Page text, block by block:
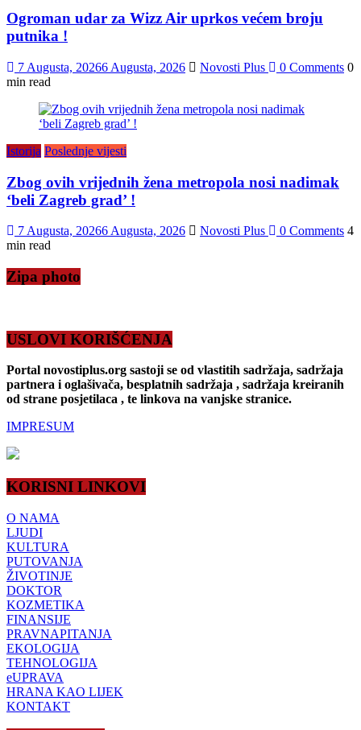
Ogroman udar za Wizz Air uprkos većem broju
putnika !
7 Augusta, 20266 Augusta, 2026 Novosti Plus 0 Comments 0
min read
Istorija Poslednje vijesti
Zbog ovih vrijednih žena metropola nosi nadimak
‘beli Zagreb grad’ !
7 Augusta, 20266 Augusta, 2026 Novosti Plus 0 Comments 4
min read
Zipa photo
USLOVI KORIŠĆENJA
Portal novostiplus.org sastoji se od vlastitih sadržaja, sadržaja
partnera i oglašivača, besplatnih sadržaja , sadržaja kreiranih
od strane posjetilaca , te linkova na vanjske stranice.
IMPRESUM
KORISNI LINKOVI
O NAMA
LJUDI
KULTURA
PUTOVANJA
ŽIVOTINJE
DOKTOR
KOZMETIKA
FINANSIJE
PRAVNAPITANJA
EKOLOGIJA
TEHNOLOGIJA
eUPRAVA
HRANA KAO LIJEK
KONTAKT